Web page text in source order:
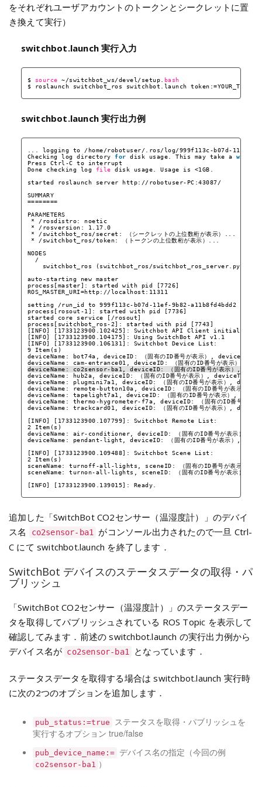
をそれぞれユーザアカウントのトークンとシークレットに置
き換えて実行）
switchbot.launch 実行入力
$ source ~/switchbot_ws/devel/setup. bash
$ roslaunch switchbot_ros switchbot.launch token:=YOUR_TOKEN
switchbot.launch 実行出力例
... logging to /home/robotuser/ .ros/log/999f113c-b07d-11ef-
Checking log directory for disk usage. This may take a while
Press Ctrl-C to interrupt
Done checking log
file
disk usage. Usage is <1GB.
started roslaunch server http: //robotuser-PC :43087/
SUMMARY
========
PARAMETERS
* /rosdistro: noetic
* /rosversion : 1.17.0
* /switchbot_ros/secret : （シークレットの上位数桁が表示）...
* /switchbot_ros/token: （トークンの上位数桁が表示）...
NODES
/
switchbot_ros (switchbot_ros /switchbot_ros_server.py)
auto-starting new master
process[master]: started with pid [7726]
ROS_MASTER_URI=http: //localhost :11311
setting
/run_id
to 999f113c-b07d-11ef-9b82-a11b8fd4bdd2
process[rosout-1]: started with pid [7736]
started core service [ /rosout]
process[switchbot_ros-2]: started with pid [7743]
[INFO] [1733123900.102425]: Switchbot API Client initialized.
[INFO] [1733123900.104175]: Using SwitchBot API v1.1
[INFO] [1733123900.106131]: Switchbot Device List:
9 Item(s)
deviceName: bot74a, deviceID: （固有のID番号が表示）,
deviceName: cam-entrance01, deviceID: （固有のID番号が表示）,
deviceName: co2sensor-ba1, deviceID: （固有のID番号が表示）,
deviceName: hub2a, deviceID: （固有のID番号が表示）, deviceType:
deviceName: plugmini7a1, deviceID: （固有のID番号が表示）,
deviceName: remote-button10a, deviceID: （固有のID番号が表示）,
deviceName: tapelight7a1, deviceID: （固有のID番号が表示）,
deviceName: thermo-hygrometer-f7a, deviceID: （固有のID番号が表
deviceName: trackcard01, deviceID: （固有のID番号が表示）,
[INFO] [1733123900.107799]: Switchbot Remote List:
2 Item(s)
deviceName: air-conditioner, deviceID: （固有のID番号が表示）,
deviceName: pendant-light, deviceID: （固有のID番号が表示）,
[INFO] [1733123900.109488]: Switchbot Scene List:
2 Item(s)
sceneName: turnoff-all-lights, sceneID: （固有のID番号が表示）
sceneName: turnon-all-lights, sceneID: （固有のID番号が表示）
[INFO] [1733123900.139015]: Ready.
追加した「SwitchBot CO2センサー（温湿度計）」のデバイ
ス名
co2sensor-ba1
がコンソール出力されたので一旦 Ctrl-
C にて switchbot.launch を終了します．
SwitchBot デバイスのステータスデータの取得・パ
ブリッシュ
「SwitchBot CO2センサー（温湿度計）」のステータスデー
タを取得してパブリッシュされている ROS Topic を表示して
確認してみます．前述の switchbot.launch の実行出力例から
デバイス名が co2sensor-ba1 となっています．
ステータスデータを取得する場合は switchbot.launch 実行時
に次の2つのオプションを追加します．
pub_status:=true
ステータスを取得・パブリッシュを
実行するオプション true/false
pub_device_name:= デバイス名の指定（今回の例
co2sensor-ba1 ）